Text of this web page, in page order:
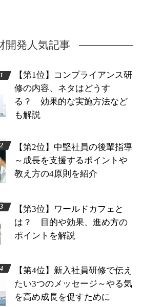
開発人気記事
【第1位】コンプライアンス研
修の内容、ネタはどうす
る？ 効果的な実施方法など
も解説
【第2位】中堅社員の後輩指導
～成長を支援するポイントや
教え方の4原則を紹介
【第3位】ワールドカフェと
は？ 目的や効果、進め方の
ポイントを解説
【第4位】新入社員研修で伝え
たい3つのメッセージ～やる気
を高め成長を促すために